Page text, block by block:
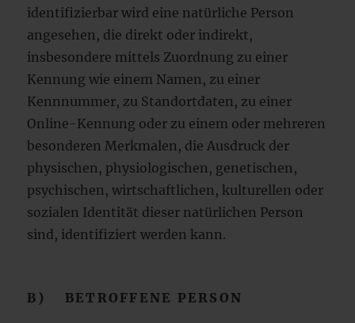
identifizierbar wird eine natürliche Person
angesehen, die direkt oder indirekt,
insbesondere mittels Zuordnung zu einer
Kennung wie einem Namen, zu einer
Kennnummer, zu Standortdaten, zu einer
Online-Kennung oder zu einem oder mehreren
besonderen Merkmalen, die Ausdruck der
physischen, physiologischen, genetischen,
psychischen, wirtschaftlichen, kulturellen oder
sozialen Identität dieser natürlichen Person
sind, identifiziert werden kann.
B) BETROFFENE PERSON